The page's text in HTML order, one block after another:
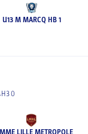
U13 M MARCQ HB 1
LILLE METROPOLE